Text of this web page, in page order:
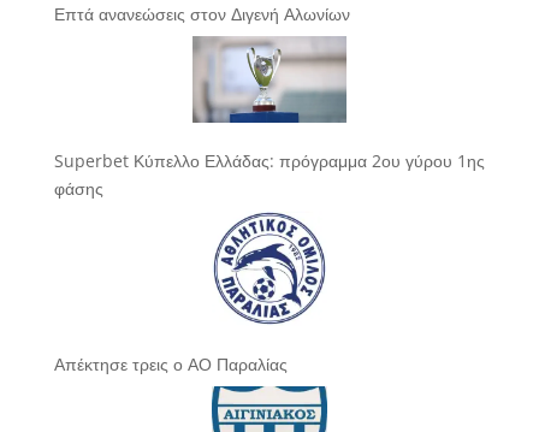
Επτά ανανεώσεις στον Διγενή Αλωνίων
Superbet Κύπελλο Ελλάδας: πρόγραμμα 2ου γύρου 1ης
φάσης
Απέκτησε τρεις ο ΑΟ Παραλίας